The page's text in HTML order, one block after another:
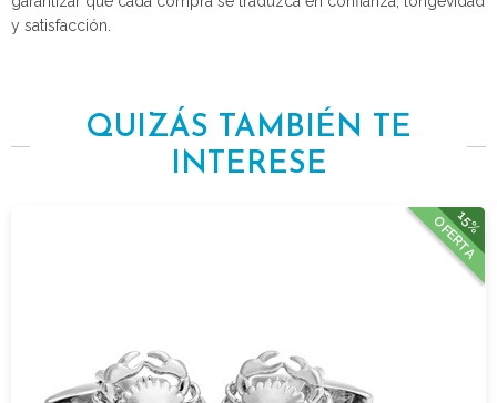
y satisfacción.
QUIZÁS TAMBIÉN TE
INTERESE
15%
OFERTA